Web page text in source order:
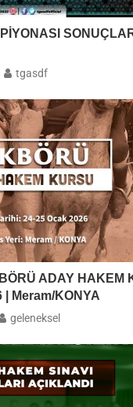
tgasdf
ADAY HAKEM
| Meram/KONYA
geleneksel